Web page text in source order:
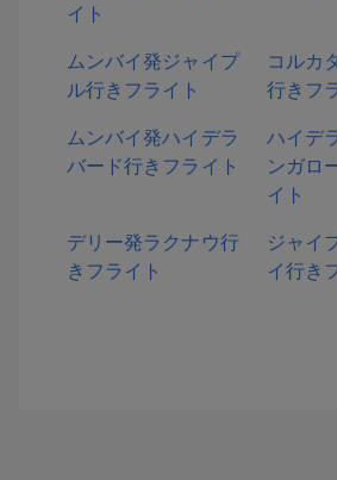
イト
ムンバイ発ジャイプ
ル行きフライト
コルカ
行きフ
ムンバイ発ハイデラ
バード行きフライト
ハイデ
ンガロ
イト
デリー発ラクナウ行
きフライト
ジャイ
イ行き